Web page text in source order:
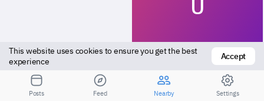
Bottom
U
Versatile
This website uses cookies to ensure you get the best
experience
Accept
Posts Feed Nearby Settings